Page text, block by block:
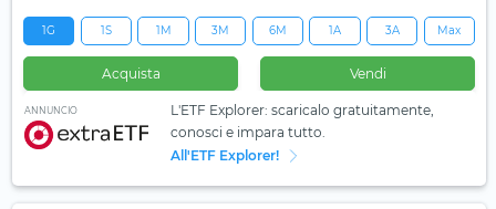
1G 1S 1M 3M 6M 1A 3A Max
Acquista Vendi
ANNUNCIO
L'ETF Explorer: scaricalo gratuitamente,
conosci e impara tutto.
All'ETF Explorer!